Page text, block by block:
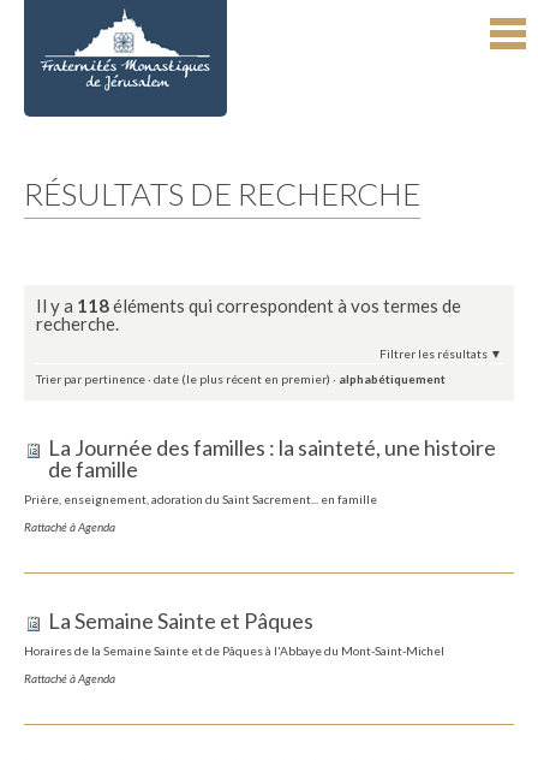
RÉSULTATS DE RECHERCHE
Il y a 118éléments qui correspondent à vos termes de
recherche.
Filtrer les résultats
Trier par pertinence· date (le plus récent en premier) · alphabétiquement
La Journée des familles : la sainteté, une histoire
de famille
Prière, enseignement, adoration du Saint Sacrement... en famille
Rattaché àAgenda
La Semaine Sainte et Pâques
Horaires de la Semaine Sainte et de Pâques à l'Abbaye du Mont-Saint-Michel
Rattaché àAgenda